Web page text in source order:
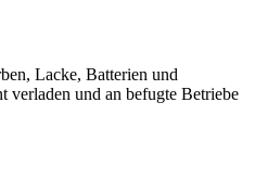
Lacke, Batterien und
verladen und an befugte Betriebe